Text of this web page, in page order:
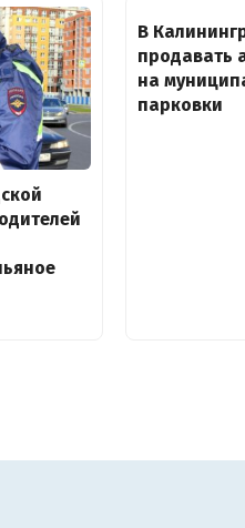
В
продавать
на
парковки